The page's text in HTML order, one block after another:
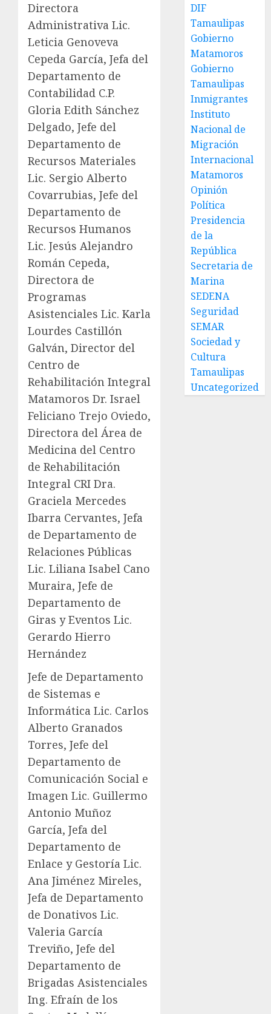
Directora
Administrativa Lic.
Leticia Genoveva
Cepeda García, Jefa del
Departamento de
Contabilidad C.P.
Gloria Edith Sánchez
Delgado, Jefe del
Departamento de
Recursos Materiales
Lic. Sergio Alberto
Covarrubias, Jefe del
Departamento de
Recursos Humanos
Lic. Jesús Alejandro
Román Cepeda,
Directora de
Programas
Asistenciales Lic. Karla
Lourdes Castillón
Galván, Director del
Centro de
Rehabilitación Integral
Matamoros Dr. Israel
Feliciano Trejo Oviedo,
Directora del Área de
Medicina del Centro
de Rehabilitación
Integral CRI Dra.
Graciela Mercedes
Ibarra Cervantes, Jefa
de Departamento de
Relaciones Públicas
Lic. Liliana Isabel Cano
Muraira, Jefe de
Departamento de
Giras y Eventos Lic.
Gerardo Hierro
Hernández
Jefe de Departamento
de Sistemas e
Informática Lic. Carlos
Alberto Granados
Torres, Jefe del
Departamento de
Comunicación Social e
Imagen Lic. Guillermo
Antonio Muñoz
García, Jefa del
Departamento de
Enlace y Gestoría Lic.
Ana Jiménez Mireles,
Jefa de Departamento
de Donativos Lic.
Valeria García
Treviño, Jefe del
Departamento de
Brigadas Asistenciales
Ing. Efraín de los
DIF
Tamaulipas
Gobierno
Matamoros
Gobierno
Tamaulipas
Inmigrantes
Instituto
Nacional de
Migración
Internacional
Matamoros
Opinión
Política
Presidencia
de la
República
Secretaria de
Marina
SEDENA
Seguridad
SEMAR
Sociedad y
Cultura
Tamaulipas
Uncategorized